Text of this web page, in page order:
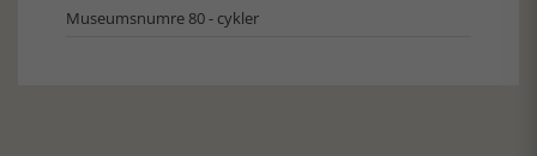
Museumsnumre 80 - cykler